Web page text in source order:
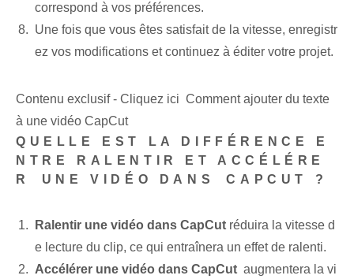
correspond à vos préférences.
Une fois que vous êtes satisfait de la vitesse, enregistr
ez vos modifications et continuez à éditer votre projet.
Contenu exclusif - Cliquez ici Comment ajouter du texte
à une vidéo CapCut
QUELLE EST LA DIFFÉRENCE E
NTRE RALENTIR ET ACCÉLÉRE
R⁢ UNE VIDÉO DANS ⁢CAPCUT ?
Ralentir une vidéo dans CapCut réduira la vitesse d
e lecture du clip, ce qui entraînera un effet de ralenti.
Accélérer une vidéo dans CapCut ⁣ augmentera la vi